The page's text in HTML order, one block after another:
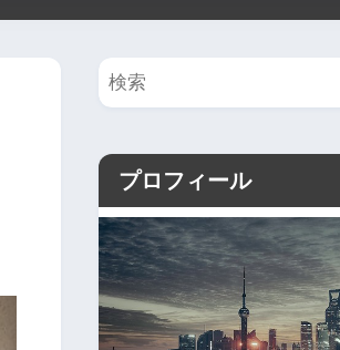
プロフィール